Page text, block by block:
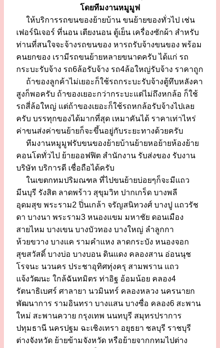
โดยทีมงานหมูมูฟ
ให้บริการรถขนของย้ายบ้าน ขนย้ายของทั่วไป เช่น
เฟอร์นิเจอร์ ที่นอน เตียงนอน ตู้เย็น เครื่องซักผ้า สำหรับ
ท่านที่สนใจจะจ้างรถขนของ หารถรับจ้างขนของ พร้อม
คนยกของ เรามีรถขนย้ายหลายขนาดครับ ได้แก่ รถ
กระบะรับจ้าง รถ6ล้อรับจ้าง รถ4ล้อใหญ่รับจ้าง ราคาถูก
ถ้าของลูกค้าไม่เยอะก็ใช้รถกระบะรับจ้างตู้ทึบหลังคา
สูงก็พอครับ ถ้าของเยอะกว่ากระบะแต่ไม่ถึงหกล้อ ก็ใช้
รถสี่ล้อใหญ่ แต่ถ้าของเยอะก็ใช้รถหกล้อรับจ้างไปเลย
ครับ บรรทุกของได้มากที่สุด เหมาคันได้ ราคาเท่าไหร่
ค่าขนส่งค่าขนย้ายก็จะขึ้นอยู่กับระยะทางด้วยครับ
ทีมงานหมูมูฟรับขนของย้ายบ้านย้ายหอย้ายห้องย้าย
คอนโดทั่วไป ย้ายออฟฟิต สำนักงาน รับส่งของ รับงาน
บริษัท บริการดี เชื่อถือได้ครับ
ในเขตกทมปริมณฑล ที่ไปขนย้ายบ่อยๆก็จะมีแถว
มีนบุรี รังสิต ลาดพร้าว สุขุมวิท ปากเกร็ด บางพลี
อุดมสุข พระราม2 ปิ่นเกล้า จรัญสนิทวงศ์ บางปู แถวรัช
ดา บางนา พระราม3 หนองแขม มหาชัย ดอนเมือง
สายไหม บางเขน บางบัวทอง บางใหญ่ ลำลูกกา
ห้วยขวาง บางแค รามคำแหง ลาดกระบัง หนองจอก
สุขสวัสดิ์ บางบ่อ บางบอน ดินแดง คลองสาน อ่อนนุช
โรจนะ นวนคร ประชาอุทิศทุ่งครุ สามพราน แถว
แจ้งวัฒนะ ใกล้ฉันทมิตร ท่าอิฐ อ้อมน้อย คลอง4
รัตนาธิเบศร์ ศาลายา นวมินทร์ คลองหลวง นครนายก
พัฒนาการ รามอินทรา บางแสน บางซื่อ คลอง6 สะพาน
ใหม่ สะพานควาย กรุงเทพ นนทบุรี สมุทรปราการ
ปทุมธานี นครปฐม ฉะเชิงเทรา อยุธยา ชลบุรี ราชบุรี
ต่างจังหวัด ย้ายข้ามจังหวัด หรือย้ายจากกทมไปต่าง